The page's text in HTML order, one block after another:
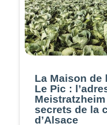
La Maison de
Le Pic :
secrets de la
d’Alsace